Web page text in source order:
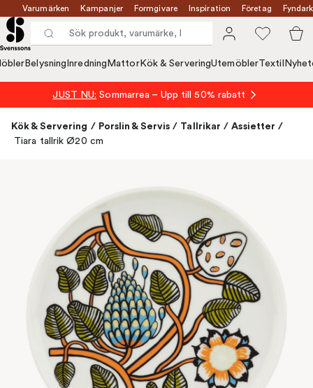
Varumärken Kampanjer Formgivare Inspiration Företag
Belysning Inredning MattorKök & ServeringUtemöblerTextil
JUST NU: Sommarrea – Upp till 50% rabatt
Kök & Servering / Porslin & Servis / Tallrikar / Assietter /
Tiara tallrik Ø20 cm